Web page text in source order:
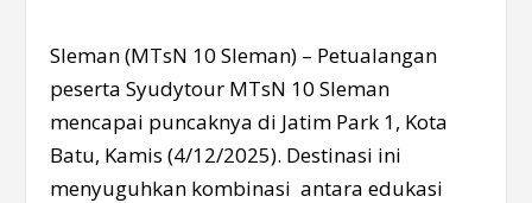
Sleman (MTsN 10 Sleman) – Petualangan
peserta Syudytour MTsN 10 Sleman
mencapai puncaknya di Jatim Park 1, Kota
Batu, Kamis (4/12/2025). Destinasi ini
menyuguhkan kombinasi antara edukasi